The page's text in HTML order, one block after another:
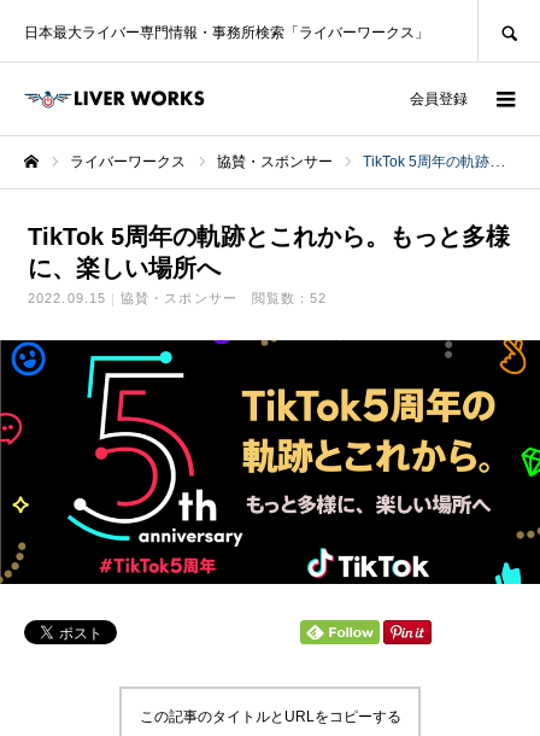
日本最大ライバー専門情報・事務所検索「ライバーワークス」
会員登録
ライバーワークス 協賛・スポンサー TikTok 5周年の軌跡とこれから。もっと多様に、楽しい場所へ
TikTok 5周年の軌跡とこれから。もっと多様
に、楽しい場所へ
2022.09.15 協賛・スポンサー 閲覧数：52
この記事のタイトルとURLをコピーする